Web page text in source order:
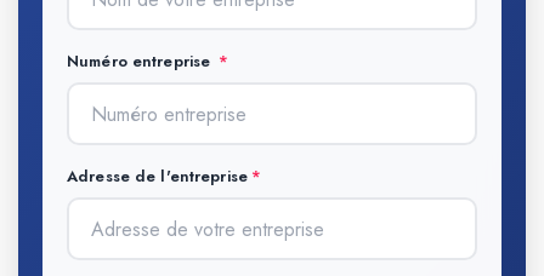
Numéro entreprise
Adresse de l'entreprise